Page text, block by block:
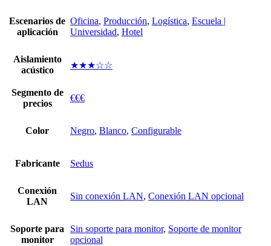
Escenarios de
aplicación
Oficina, Producción, Logística, Escuela |
Universidad, Hotel
Aislamiento
acústico
★★★☆☆
Segmento de
precios
€€€
Color Negro, Blanco, Configurable
Fabricante Sedus
Conexión
LAN
Sin conexión LAN, Conexión LAN opcional
Soporte para
monitor
Sin soporte para monitor, Soporte de monitor
opcional